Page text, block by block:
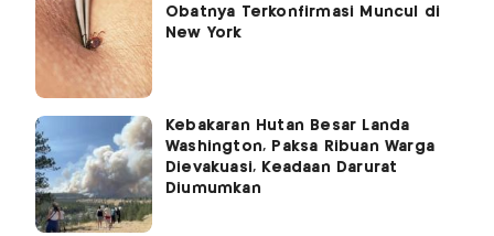
Obatnya Terkonfirmasi Muncul di
New York
Kebakaran Hutan Besar Landa
Washington, Paksa Ribuan Warga
Dievakuasi, Keadaan Darurat
Diumumkan